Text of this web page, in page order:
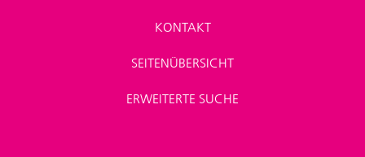
KONTAKT
SEITENÜBERSICHT
ERWEITERTE SUCHE